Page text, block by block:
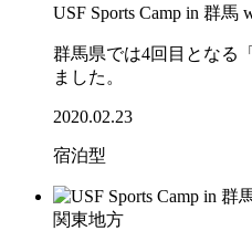
USF Sports Camp in 群馬
群馬県では4回目となる
ました。
2020.02.23
宿泊型
関東地方